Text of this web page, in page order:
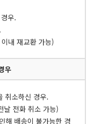
우.
내 재교환 가능)
우
취소하신 경우.
날 전화 취소 가능)
해 배송이 불가능한 경